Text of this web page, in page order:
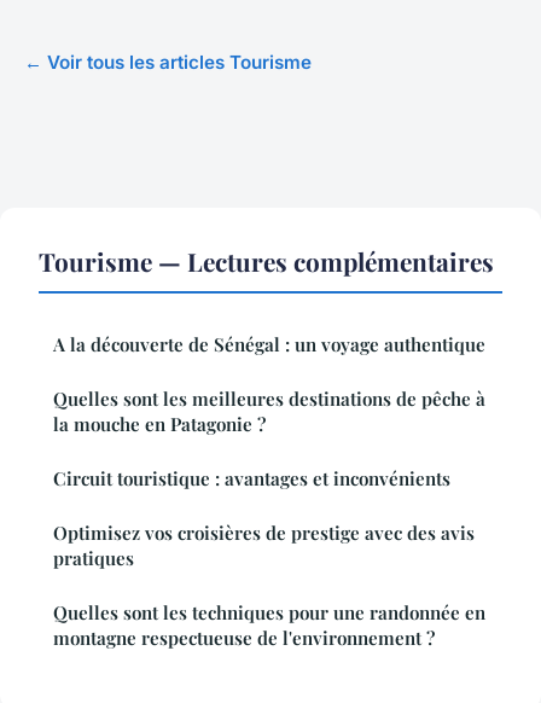
← Voir tous les articles Tourisme
Tourisme — Lectures complémentaires
A la découverte de Sénégal : un voyage authentique
Quelles sont les meilleures destinations de pêche à
la mouche en Patagonie ?
Circuit touristique : avantages et inconvénients
Optimisez vos croisières de prestige avec des avis
pratiques
Quelles sont les techniques pour une randonnée en
montagne respectueuse de l'environnement ?